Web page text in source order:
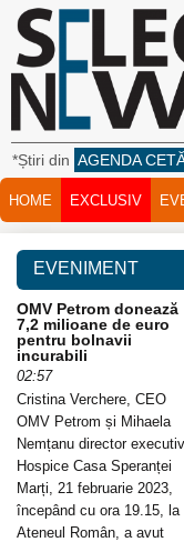
*Știri din AGENDA
HOME EXCLUSIV
EVENIMENT
OMV Petrom donează
7,2 milioane de euro
pentru bolnavii
incurabili
02:57
Cristina Verchere, CEO
OMV Petrom și Mihaela
Nemțanu director executiv
Hospice Casa Speranței
Marți, 21 februarie 2023,
începând cu ora 19.15, la
Ateneul Român, a avut